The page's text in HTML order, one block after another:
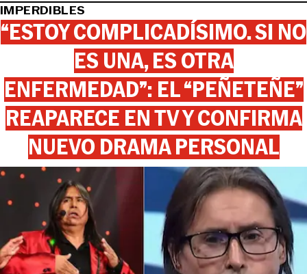
IMPERDIBLES
“ESTOY COMPLICADÍSIMO. SI NO
ES UNA, ES OTRA
ENFERMEDAD”: EL “PEÑETEÑE”
REAPARECE EN TV Y CONFIRMA
NUEVO DRAMA PERSONAL